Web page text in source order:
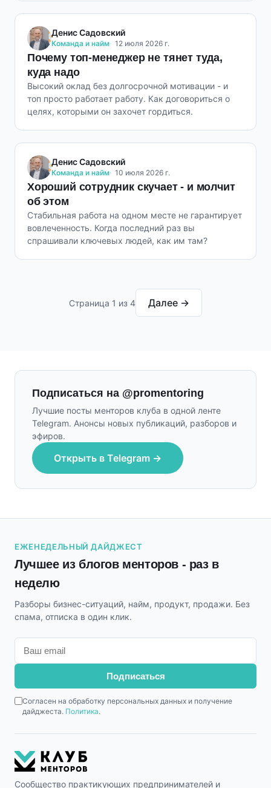
Денис Садовский
Команда и найм 12 июля 2026 г.
Почему топ-менеджер не тянет туда,
куда надо
Высокий оклад без долгосрочной мотивации - и
топ просто работает работу. Как договориться о
целях, которыми он захочет гордиться.
Денис Садовский
Команда и найм 10 июля 2026 г.
Хороший сотрудник скучает - и молчит
об этом
Стабильная работа на одном месте не гарантирует
вовлеченность. Когда последний раз вы
спрашивали ключевых людей, как им там?
Страница 1 из 4 Далее →
Подписаться на @promentoring
Лучшие посты менторов клуба в одной ленте
Telegram. Анонсы новых публикаций, разборов и
эфиров.
Открыть в Telegram →
ЕЖЕНЕДЕЛЬНЫЙ ДАЙДЖЕСТ
Лучшее из блогов менторов - раз в
неделю
Разборы бизнес-ситуаций, найм, продукт, продажи. Без
спама, отписка в один клик.
Подписаться
Согласен на обработку персональных данных и получение
дайджеста. Политика.
Сообщество практикующих предпринимателей и